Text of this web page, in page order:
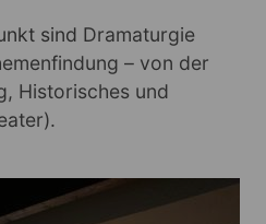
sind Dramaturgie
– von der
Historisches und